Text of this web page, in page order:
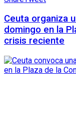
Ceuta organiza
domingo en la
crisis reciente